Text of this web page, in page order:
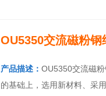
OU5350交流磁粉钢
产品描述： OU5350交流磁
的基础上，选用新材料、采